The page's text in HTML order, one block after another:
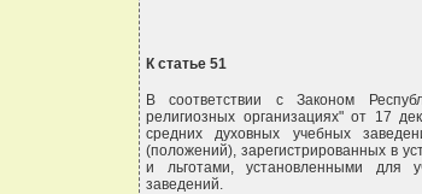
К статье 51
В соответствии с Законом
религиозных организациях" от 17
средних духовных учебных
(положений), зарегистрированных в
и льготами, установленными для
заведений.